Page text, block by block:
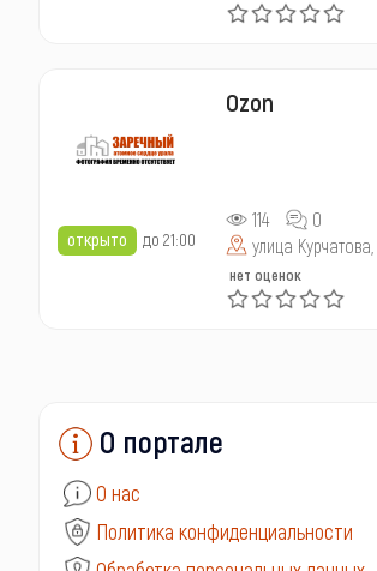
открыто до 21:00
Ozon
114
0
улица Курчатова,
нет оценок
О портале
О нас
Политика конфиденциальности